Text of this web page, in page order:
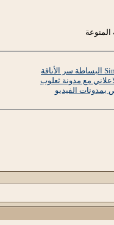
المنوعة
مع مدونة ثعلوب